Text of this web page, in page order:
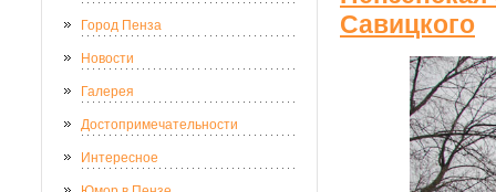
Город Пенза
Новости
Галерея
Достопримечательности
Интересное
Савицкого